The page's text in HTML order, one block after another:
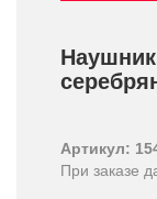
Артикул:
При заказе